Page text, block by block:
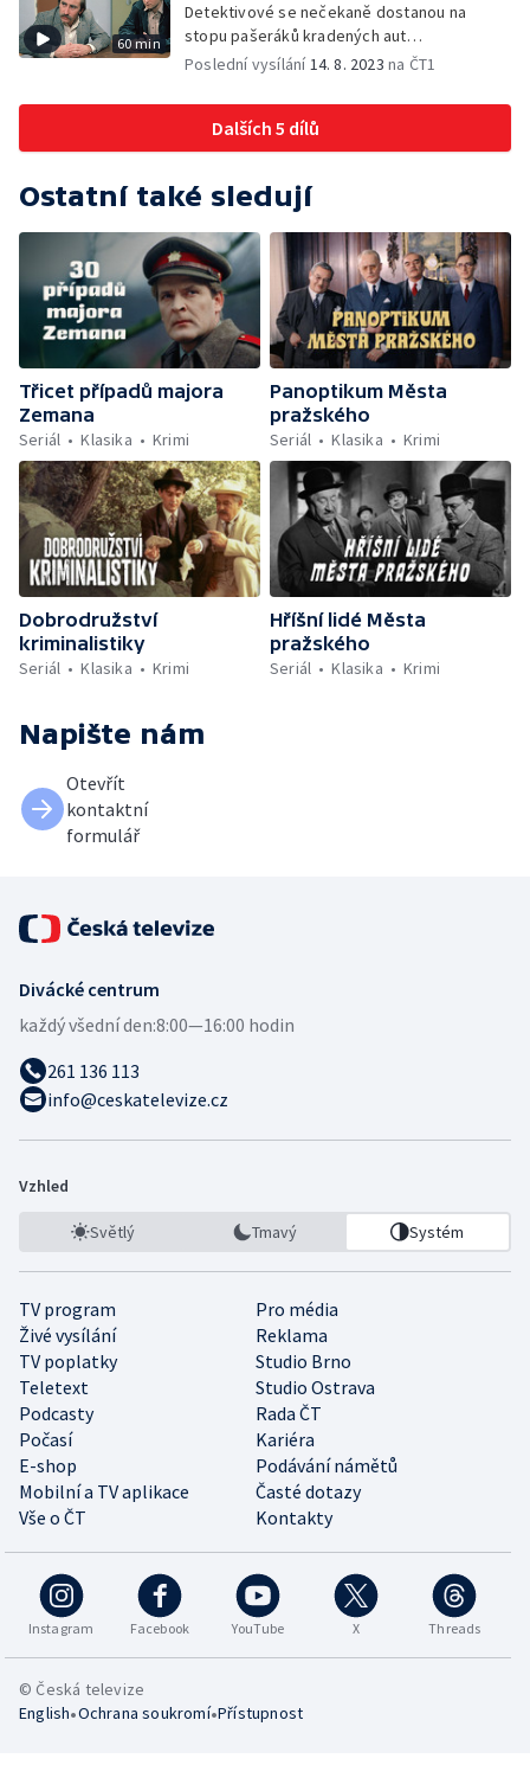
60 min
Detektivové se nečekaně dostanou na
stopu pašeráků kradených aut…
Poslední vysílání14. 8. 2023 na ČT1
Dalších 5 dílů
Ostatní také sledují
Třicet případů majora
Zemana
Seriál
Klasika Krimi
Panoptikum Města
pražského
Seriál
Klasika Krimi
Dobrodružství
kriminalistiky
Seriál
Klasika Krimi
Hříšní lidé Města
pražského
Seriál
Klasika Krimi
Napište nám
Otevřít
kontaktní
formulář
Divácké centrum
každý všední den:8:00—16:00 hodin
261 136 113
info@ceskatelevize.cz
Vzhled
Světlý Tmavý Systém
TV program
Pro média
Živé vysílání
Reklama
TV poplatky
Studio Brno
Teletext
Studio Ostrava
Podcasty
Rada ČT
Počasí
Kariéra
E-shop
Podávání námětů
Mobilní a TV aplikace
Časté dotazy
Vše o ČT
Kontakty
Instagram Facebook YouTube X Threads
© Česká televize
English•Ochrana soukromí•Přístupnost